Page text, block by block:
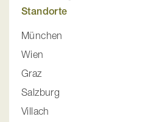
Standorte
München
Wien
Graz
Salzburg
Villach